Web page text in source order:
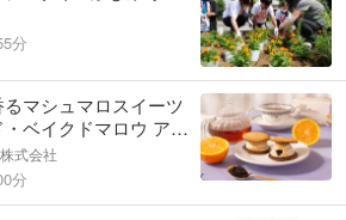
分
マシュマロスイーツ
・ベイクドマロウ アー
発売！
式会社
分